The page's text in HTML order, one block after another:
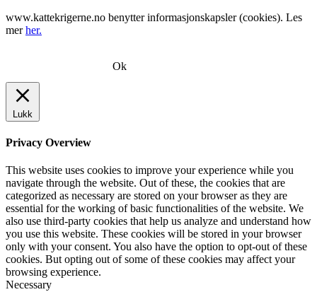
www.kattekrigerne.no benytter informasjonskapsler (cookies). Les
merher.
Ok
Lukk
Privacy Overview
This website uses cookies to improve your experience while you
navigate through the website. Out of these, the cookies that are
categorized as necessary are stored on your browser as they are
essential for the working of basic functionalities of the website. We
also use third-party cookies that help us analyze and understand how
you use this website. These cookies will be stored in your browser
only with your consent. You also have the option to opt-out of these
cookies. But opting out of some of these cookies may affect your
browsing experience.
Necessary